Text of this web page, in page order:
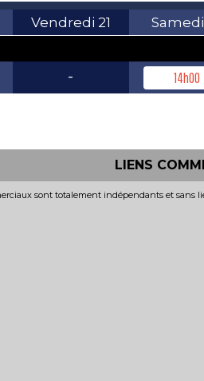
Vendredi 21 Samedi
- 14h00
LIENS
sont totalement indépendants et sans